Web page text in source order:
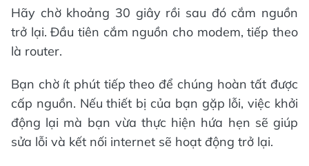
Hãy chờ khoảng 30 giây rồi sau đó cắm nguồn
trở lại. Đầu tiên cắm nguồn cho modem, tiếp theo
là router.
Bạn chờ ít phút tiếp theo để chúng hoàn tất được
cấp nguồn. Nếu thiết bị của bạn gặp lỗi, việc khởi
động lại mà bạn vừa thực hiện hứa hẹn sẽ giúp
sửa lỗi và kết nối internet sẽ hoạt động trở lại.